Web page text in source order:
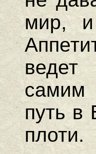
мир, и
ведет
путь в
плоти.